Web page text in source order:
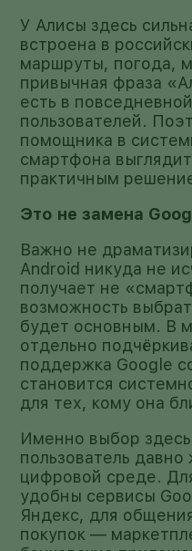
У Алисы здесь
встроена в
маршруты, погода,
привычная фраза
есть в
пользователей.
помощника в
смартфона
практичным
Это не замена
Важно не
Android никуда не
получает не
возможность
будет основным. В
отдельно
поддержка Google
становится
для тех, кому она
Именно выбор
пользователь
цифровой среде.
удобны сервисы
Яндекс, для
покупок —